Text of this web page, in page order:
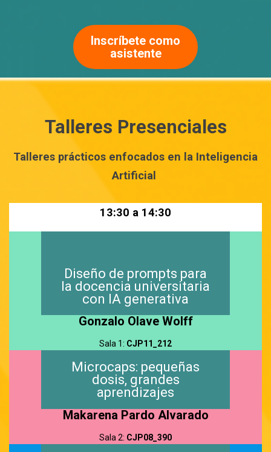
Inscríbete como
asistente
Talleres Presenciales
Talleres prácticos enfocados en la Inteligencia
Artificial
13:30 a 14:30
Diseño de prompts para
la docencia universitaria
con IA generativa
Gonzalo Olave Wolff
Sala 1: CJP11_212
Microcaps: pequeñas
dosis, grandes
aprendizajes
Makarena Pardo Alvarado
Sala 2: CJP08_390